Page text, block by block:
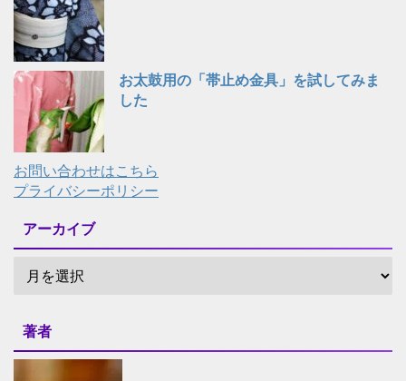
お太鼓用の「帯止め金具」を試してみま
した
お問い合わせはこちら
プライバシーポリシー
アーカイブ
著者